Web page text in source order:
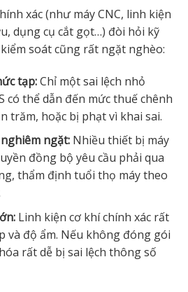
xác (như máy CNC, linh kiện
dụng cụ cắt gọt…) đòi hỏi kỹ
soát cũng rất ngặt nghèo:
tạp:Chỉ một sai lệch nhỏ
có thể dẫn đến mức thuế chênh
trăm, hoặc bị phạt vì khai sai.
ngặt:Nhiều thiết bị máy
đồng bộ yêu cầu phải qua
thẩm định tuổi thọ máy theo
Linh kiện cơ khí chính xác rất
và độ ẩm. Nếu không đóng gói
rất dễ bị sai lệch thông số